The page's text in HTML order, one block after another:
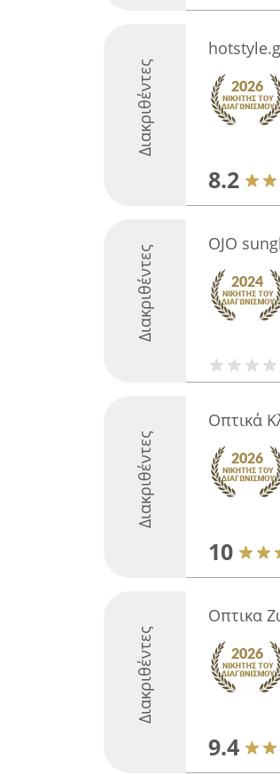
Διακριθέντες
8.2
Διακριθέντες
OJO
Διακριθέντες
Οπτικά
10
Διακριθέντες
Οπτικα
9.4